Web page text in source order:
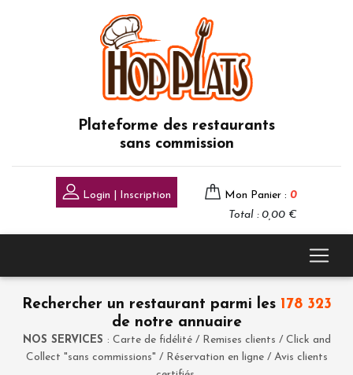
Plateforme des restaurants
sans commission
Login | Inscription Mon Panier : 0
Total : 0,00 €
Rechercher un restaurant parmi les 178 323
de notre annuaire
NOS SERVICES : Carte de fidélité / Remises clients / Click and
Collect "sans commissions" / Réservation en ligne / Avis clients